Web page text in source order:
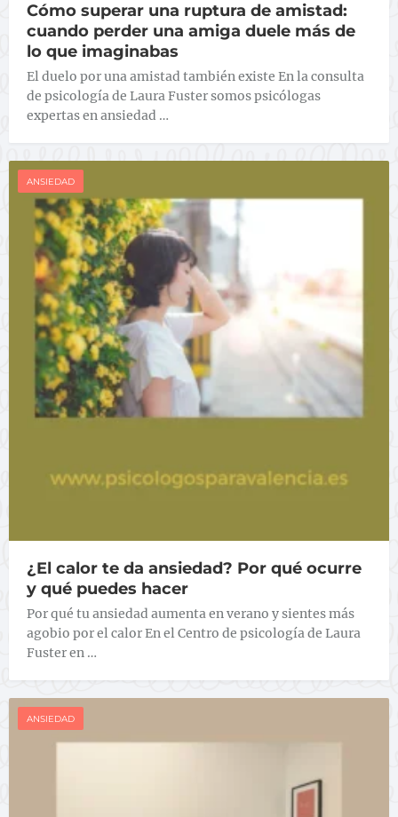
Cómo superar una ruptura de amistad:
cuando perder una amiga duele más de
lo que imaginabas
El duelo por una amistad también existe En la consulta
de psicología de Laura Fuster somos psicólogas
expertas en ansiedad …
ANSIEDAD
¿El calor te da ansiedad? Por qué ocurre
y qué puedes hacer
Por qué tu ansiedad aumenta en verano y sientes más
agobio por el calor En el Centro de psicología de Laura
Fuster en …
ANSIEDAD